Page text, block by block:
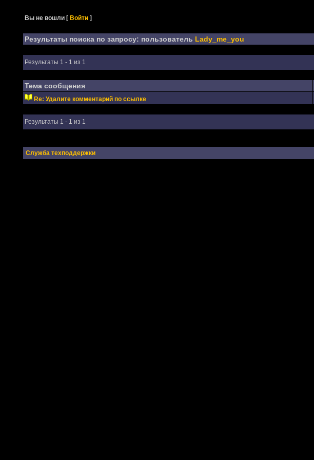
Вы не вошли [Войти ]
Результаты поиска по запросу: пользователь Lady_me_you
Результаты 1 - 1 из 1
Тема сообщения
Re: Удалите комментарий по ссылке
Результаты 1 - 1 из 1
Служба техподдержки